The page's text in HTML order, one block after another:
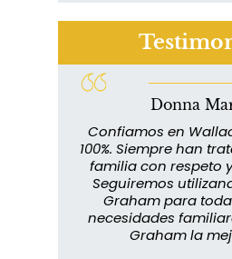
Donna
Confiamos en
100%. Siempre han
familia con respeto
Seguiremos
Graham para
necesidades
Graham la